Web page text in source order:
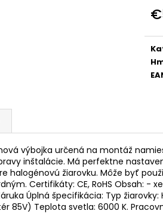
výbojka určená na montáž
inštalácie. Má perfektne
halogénovú žiarovku. Môže byť
Certifikáty: CE, RoHS Obsah: -
Úplná špecifikácia: Typ žiarovky:
85V) Teplota svetla: 6000 K.
ŠPORTOVÝ
PODVOZOK